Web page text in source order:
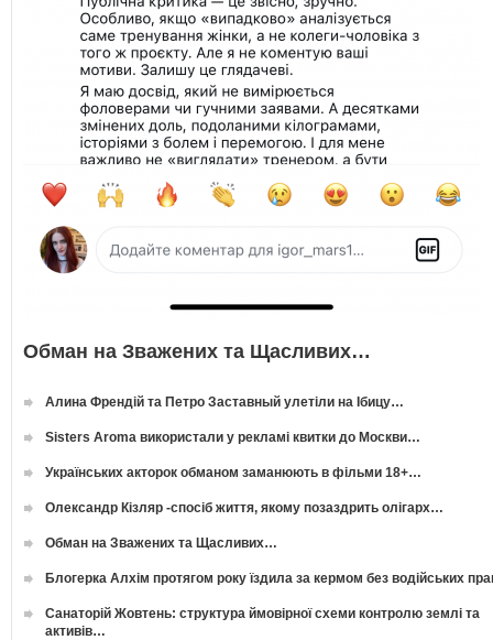
Обман на Зважених та Щасливих…
Алина Френдій та Петро Заставный улетіли на Ібицу…
Sisters Aroma використали у рекламі квитки до Москви…
Українських акторок обманом заманюють в фільми 18+…
Олександр Кізляр -спосіб життя, якому позаздрить олігарх…
Обман на Зважених та Щасливих…
Блогерка Алхім протягом року їздила за кермом без водійських
Санаторій Жовтень: структура ймовірної схеми контролю землі та
активів…